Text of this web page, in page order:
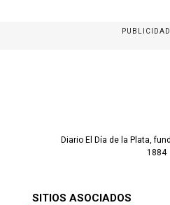
PUBLICIDAD
Diario El Día de la Plata,
1884
SITIOS ASOCIADOS